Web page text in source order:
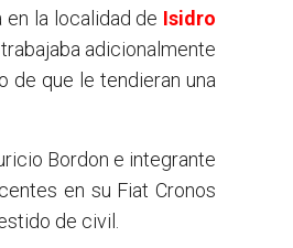
en la localidad de Isidro
adicionalmente
de que le tendieran una
Bordon e integrante
en su Fiat Cronos
de civil.